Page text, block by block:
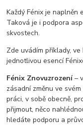
Každý Fénix je naplněn
Taková je i podpora
skvostech.
Zde uvádím příklady,
jednotlivou esencí
Fénix Znovuzrození–
zásadní změnu ve
práci, v sobě obecně,
přijmout, něco
hledáte podporu a